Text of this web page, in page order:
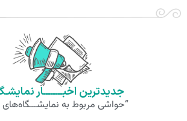
جدیدترین اخبــــــــار
“حواشی مربوط به نمایشـــگاه‌های